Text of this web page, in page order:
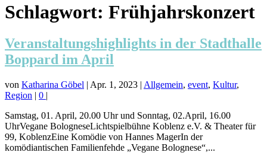
Schlagwort: Frühjahrskonzert
Veranstaltungshighlights in der Stadthalle
Boppard im April
von Katharina Göbel | Apr. 1, 2023 | Allgemein, event, Kultur,
Region | 0 |
Samstag, 01. April, 20.00 Uhr und Sonntag, 02.April, 16.00
UhrVegane BologneseLichtspielbühne Koblenz e.V. & Theater für
99, KoblenzEine Komödie von Hannes MagerIn der
komödiantischen Familienfehde „Vegane Bolognese“,...